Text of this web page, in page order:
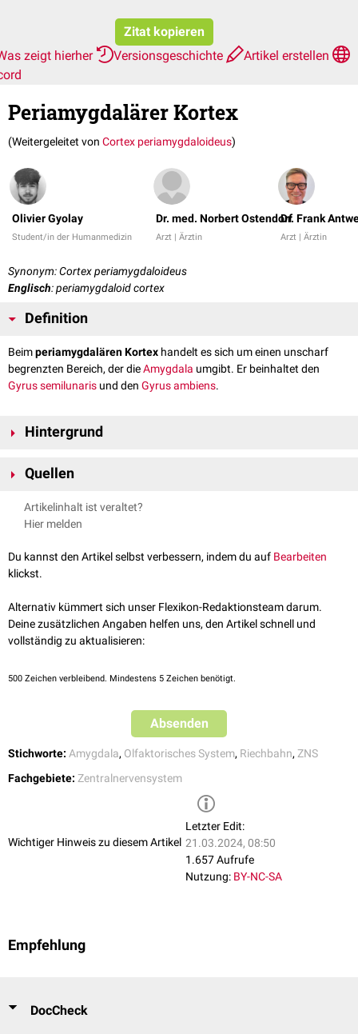
Zitat kopieren
zeigt hierher
Versionsgeschichte
Artikel erstellen
Periamygdalärer Kortex
(Weitergeleitet von Cortex periamygdaloideus)
Olivier Gyolay
Student/in der Humanmedizin
Dr. med. Norbert Ostendorf
Arzt | Ärztin
Dr. Frank
Arzt | Ärztin
Synonym: Cortex periamygdaloideus
Englisch: periamygdaloid cortex
Definition
Beimperiamygdalären Kortex handelt es sich um einen unscharf
begrenzten Bereich, der dieAmygdala umgibt. Er beinhaltet den
Gyrus semilunaris und den Gyrus ambiens.
Hintergrund
handelt sich um ein Projektionsareal der
Quellen
SpringerMedizin - Anatomie: Großhirn
Schünke et al. Prometheus - Lernatlas der Anatomie, Thieme - Verlag,
Artikelinhalt ist veraltet?
Hier melden
Du kannst den Artikel selbst verbessern, indem du auf Bearbeiten
klickst.
Alternativ kümmert sich unser Flexikon-Redaktionsteam darum.
Deine zusätzlichen Angaben helfen uns, den Artikel schnell und
vollständig zu aktualisieren:
500 Zeichen verbleibend. Mindestens 5 Zeichen benötigt.
Absenden
Stichworte: Amygdala, Olfaktorisches System, Riechbahn, ZNS
Fachgebiete: Zentralnervensystem
Wichtiger Hinweis zu diesem Artikel
Letzter Edit:
21.03.2024, 08:50
1.657 Aufrufe
Nutzung: BY-NC-SA
Empfehlung
DocCheck